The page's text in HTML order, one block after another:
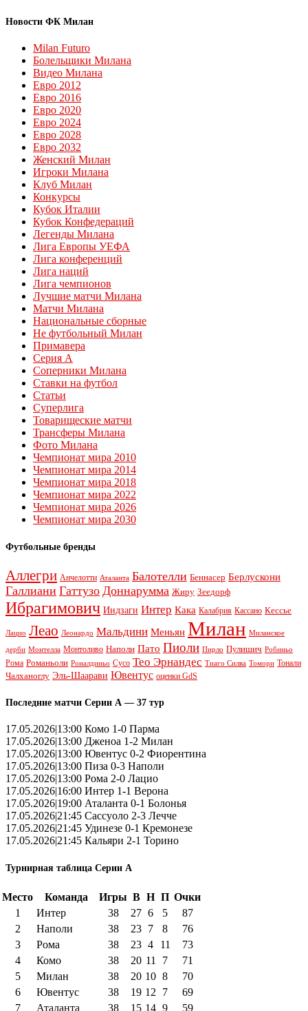
Новости ФК Милан
Milan Futuro
Болельщики Милана
Видео Милана
Евро 2012
Евро 2016
Евро 2020
Евро 2024
Евро 2028
Евро 2032
Женский Милан
Игроки Милана
Клуб Милан
Конкурсы
Кубок Италии
Кубок Конфедераций
Легенды Милана
Лига Европы УЕФА
Лига конференций
Лига наций
Лига чемпионов
Лучшие матчи Милана
Матчи Милана
Национальные сборные
Не футбольный Милан
Примавера
Серия А
Соперники Милана
Ставки на футбол
Статьи
Суперлига
Товарищеские матчи
Трансферы Милана
Фото Милана
Чемпионат мира 2010
Чемпионат мира 2014
Чемпионат мира 2018
Чемпионат мира 2022
Чемпионат мира 2026
Чемпионат мира 2030
Футбольные бренды
Аллегри Анчелотти Аталанта Балотелли Беннасер Берлускони
Галлиани Гаттузо Доннарумма Жиру Зеедорф
Ибрагимович Индзаги Интер Кака Калабрия Кассано Кессье
Лацио Леао Леонардо Мальдини Меньян Милан Миланское
дерби Монтелла Монтоливо Наполи Пато Пиоли Пирло Пулишич Робиньо
Рома Романьоли Роналдиньо Сусо Тео Эрнандес Тиаго Силва Томори Тонали
Чалханоглу Эль-Шаарави Ювентус оценки GdS
Последние матчи Серии А — 37 тур
17.05.2026|13:00 Комо 1-0 Парма
17.05.2026|13:00 Дженоа 1-2 Милан
17.05.2026|13:00 Ювентус 0-2 Фиорентина
17.05.2026|13:00 Пиза 0-3 Наполи
17.05.2026|13:00 Рома 2-0 Лацио
17.05.2026|16:00 Интер 1-1 Верона
17.05.2026|19:00 Аталанта 0-1 Болонья
17.05.2026|21:45 Сассуоло 2-3 Лечче
17.05.2026|21:45 Удинезе 0-1 Кремонезе
17.05.2026|21:45 Кальяри 2-1 Торино
Турнирная таблица Серии А
Место Команда Игры В Н П Очки
1
Интер 38 27 6 5
87
2
Наполи 38 23 7 8
76
3
Рома 38 23 4 11
73
4
Комо 38 20 11 7
71
5
Милан 38 20 10 8
70
6
Ювентус 38 19 12 7
69
7
Аталанта 38 15 14 9
59